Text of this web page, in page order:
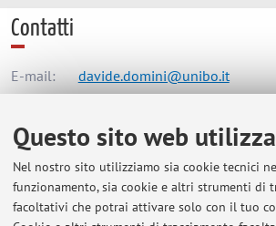
Questo sito web
Nel nostro sito utilizziamo sia cookie tecnici
funzionamento, sia cookie e altri strumenti di
facoltativi che potrai attivare solo con il tuo
Contatti
E-mail: davide.domini@unibo.it
Dipartimento di Informatica - Scienza e
Mura Anteo Zamboni 7, Bologna -Vai